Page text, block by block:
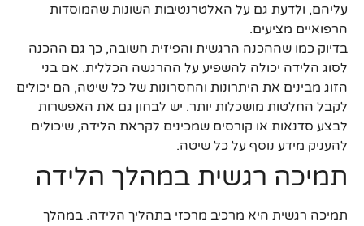
עליהם, ולדעת גם על האלטרנטיבות השונות שהמוסדות
הרפואיים מציעים.
בדיוק כמו שההכנה הרגשית והפיזית חשובה, כך גם ההכנה
לסוג הלידה יכולה להשפיע על ההרגשה הכללית. אם בני
הזוג מבינים את היתרונות והחסרונות של כל שיטה, הם יכולים
לקבל החלטות מושכלות יותר. יש לבחון גם את האפשרות
לבצע סדנאות או קורסים שמכינים לקראת הלידה, שיכולים
להעניק מידע נוסף על כל שיטה.
תמיכה רגשית במהלך הלידה
תמיכה רגשית היא מרכיב מרכזי בתהליך הלידה. במהלך